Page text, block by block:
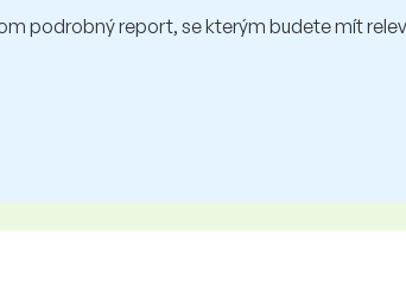
podrobný report, se kterým budete mít